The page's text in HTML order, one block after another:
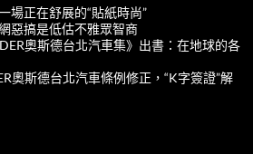
場正在舒展的“貼紙時尚”
惡搞是低估不雅眾智商
奧斯德台北汽車集》出書：在地球的各
奧斯德台北汽車條例修正，“K字簽證”解